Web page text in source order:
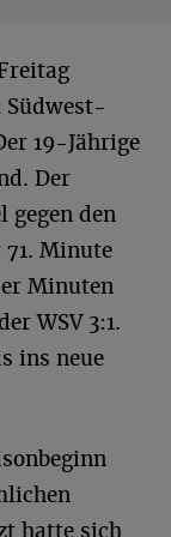
19-Jährige
Der
gegen den
Minute
Minuten
WSV 3:1.
ins neue
hatte sich